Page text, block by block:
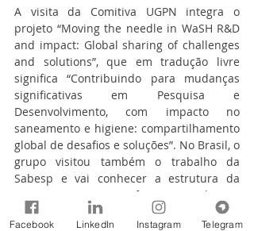
A visita da Comitiva UGPN integra o
projeto “Moving the needle in WaSH R&D
and impact: Global sharing of challenges
and solutions”, que em tradução livre
significa “Contribuindo para mudanças
significativas em Pesquisa e
Desenvolvimento, com impacto no
saneamento e higiene: compartilhamento
global de desafios e soluções”. No Brasil, o
grupo visitou também o trabalho da
Sabesp e vai conhecer a estrutura da
Sanasa, nessa quinta-feira (09) e da USP
São Carlos, no dia seguinte (10).
Facebook LinkedIn Instagram Telegram